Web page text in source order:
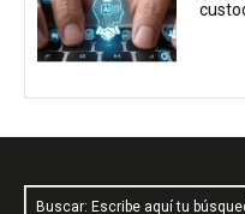
Buscar: Escribe aquí tu